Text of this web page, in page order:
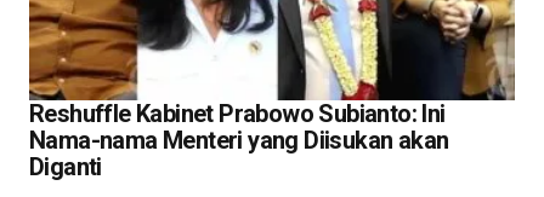
Reshuffle Kabinet Prabowo Subianto: Ini
Nama-nama Menteri yang Diisukan akan
Diganti